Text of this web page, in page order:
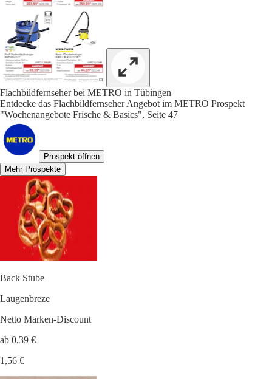
Flachbildfernseher bei METRO in Tübingen
Entdecke das Flachbildfernseher Angebot im METRO Prospekt
"Wochenangebote Frische & Basics", Seite 47
Prospekt öffnen
Mehr Prospekte
Back Stube
Laugenbreze
Netto Marken-Discount
ab 0,39 €
1,56 €